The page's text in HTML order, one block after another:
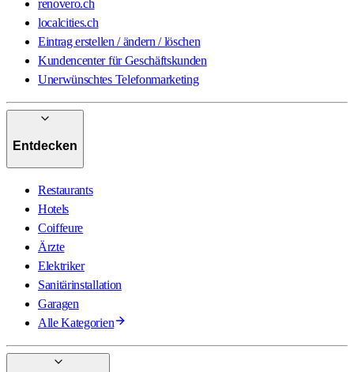
renovero.ch
localcities.ch
Eintrag erstellen / ändern / löschen
Kundencenter für Geschäftskunden
Unerwünschtes Telefonmarketing
Entdecken
Restaurants
Hotels
Coiffeure
Ärzte
Elektriker
Sanitärinstallation
Garagen
Alle Kategorien